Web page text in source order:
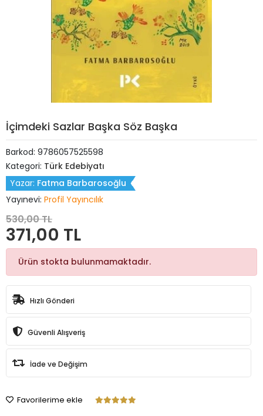
İçimdeki Sazlar Başka Söz Başka
Barkod: 9786057525598
Kategori: Türk Edebiyatı
Yazar: Fatma Barbarosoğlu
Yayınevi: Profil Yayıncılık
530,00 TL
371,00 TL
Ürün stokta bulunmamaktadır.
Hızlı Gönderi
Güvenli Alışveriş
İade ve Değişim
Favorilerime ekle